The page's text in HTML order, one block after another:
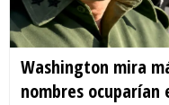
Washington mira
nombres ocuparían